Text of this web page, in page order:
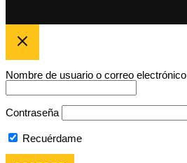
Nombre de usuario o correo electrónico
Contraseña
Recuérdame